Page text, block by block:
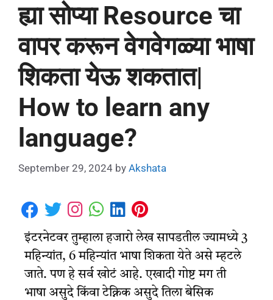
ह्या सोप्या Resource चा
वापर करून वेगवेगळ्या भाषा
शिकता येऊ शकतात|
How to learn any
language?
September 29, 2024 by Akshata
इंटरनेटवर तुम्हाला हजारो लेख सापडतील ज्यामध्ये 3
महिन्यांत, 6 महिन्यांत भाषा शिकता येते असे म्हटले
जाते. पण हे सर्व खोटं आहे. एखादी गोष्ट मग ती
भाषा असुदे किंवा टेक्निक असुदे तिला बेसिक